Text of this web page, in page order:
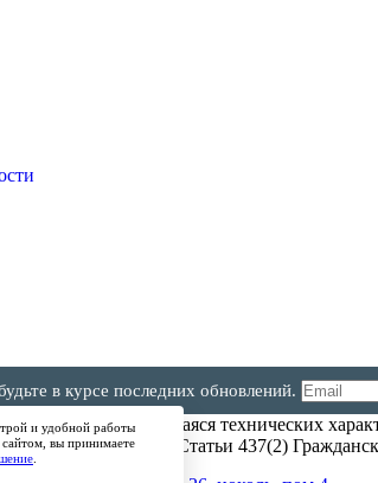
в курсе последних обновлений.
информация, касающаяся технических
положениями Статьи 437(2)
и удобной работы
сайтом, вы принимаете